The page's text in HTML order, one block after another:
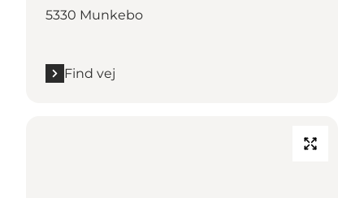
5330 Munkebo
Find vej